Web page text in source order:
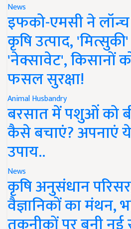
News
इफको-एमसी ने
कृषि उत्पाद,
'नेक्सावेट', किसानों
फसल सुरक्षा!
Animal Husbandry
बरसात में पशुओं को
कैसे बचाएं? अपनाएं
उपाय..
News
कृषि अनुसंधान
वैज्ञानिकों का मंथन,